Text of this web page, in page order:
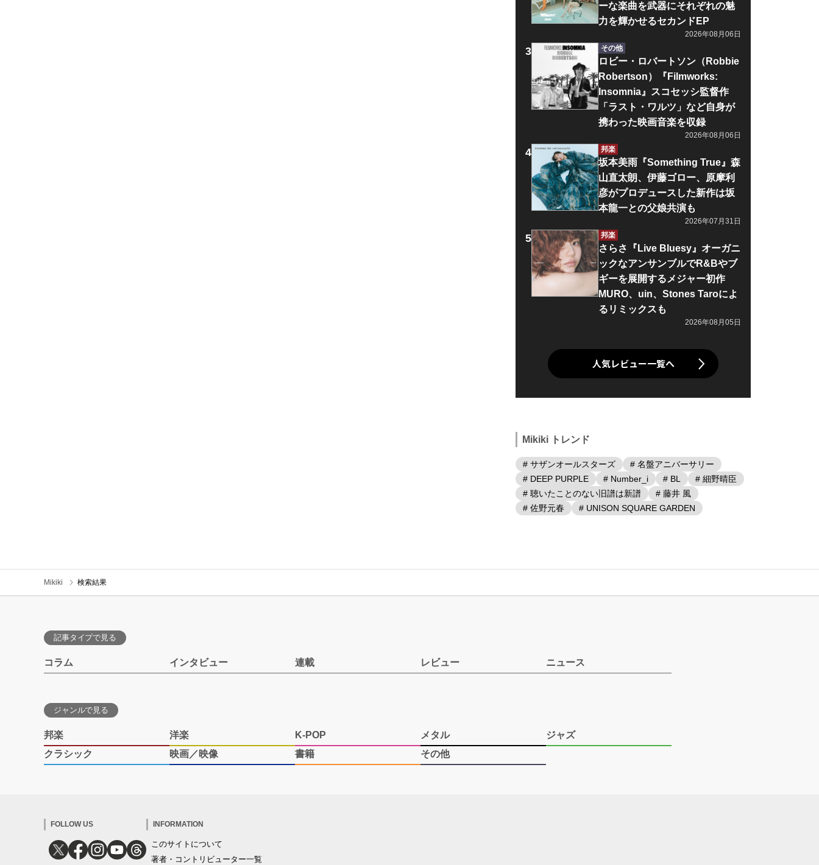
ーな楽曲を武器にそれぞれの魅
力を輝かせるセカンドEP
2026年08月06日
その他
ロビー・ロバートソン（Robbie
Robertson）『Filmworks:
Insomnia』スコセッシ監督作
「ラスト・ワルツ」など自身が
携わった映画音楽を収録
2026年08月06日
邦楽
坂本美雨『Something True』森
山直太朗、伊藤ゴロー、原摩利
彦がプロデュースした新作は坂
本龍一との父娘共演も
2026年07月31日
邦楽
さらさ『Live Bluesy』オーガニ
ックなアンサンブルでR&Bやブ
ギーを展開するメジャー初作
MURO、uin、Stones Taroによ
るリミックスも
2026年08月05日
人気レビュー一覧へ
Mikiki トレンド
# サザンオールスターズ
# 名盤アニバーサリー
# DEEP PURPLE
# Number_i # BL
# 細野晴臣
# 聴いたことのない旧譜は新譜
# 藤井 風
# 佐野元春
# UNISON SQUARE GARDEN
Mikiki 検索結果
記事タイプで見る
コラム インタビュー 連載 レビュー ニュース
ジャンルで見る
邦楽 洋楽 K-POP メタル
ジャズ
クラシック
映画／映像 書籍 その他
FOLLOW US INFORMATION
このサイトについて
著者・コントリビューター一覧